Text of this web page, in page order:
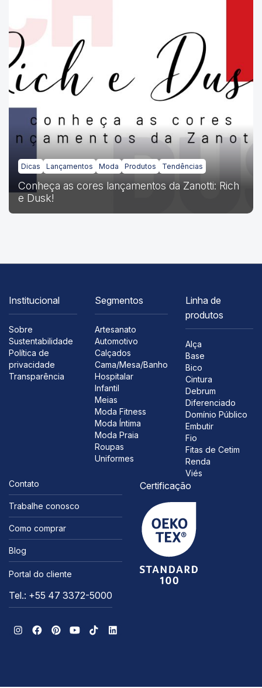
Dicas Lançamentos Moda Produtos Tendências
Conheça as cores lançamentos da Zanotti: Rich
e Dusk!
Institucional
Sobre
Sustentabilidade
Política de
privacidade
Transparência
Segmentos
Artesanato
Automotivo
Calçados
Cama/Mesa/Banho
Hospitalar
Infantil
Meias
Moda Fitness
Moda Íntima
Moda Praia
Roupas
Uniformes
Linha de
produtos
Alça
Base
Bico
Cintura
Debrum
Diferenciado
Domínio Público
Embutir
Fio
Fitas de Cetim
Renda
Viés
Contato
Trabalhe conosco
Como comprar
Blog
Portal do cliente
Tel.: +55 47 3372-5000
Certificação